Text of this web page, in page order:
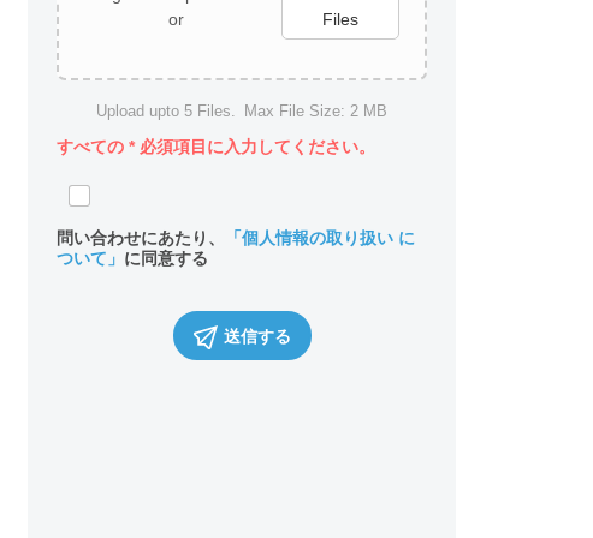
or
Files
Upload upto 5 Files. Max File Size: 2 MB
すべての *必須項目に入力してください。
問い合わせにあたり、
「個人情報の取り扱い に
ついて」 に同意する
送信する